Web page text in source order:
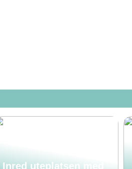
Inred uteplatsen med